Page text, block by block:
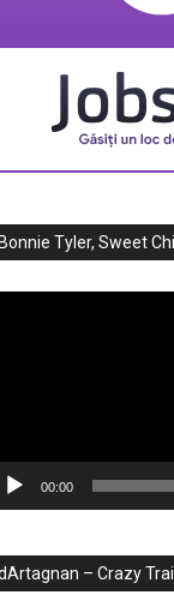
Bonnie Tyler, Sweet
00:00
– Crazy